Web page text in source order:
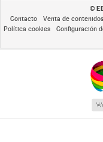
©
Contacto Venta de contenidos
Política cookies
Configuración